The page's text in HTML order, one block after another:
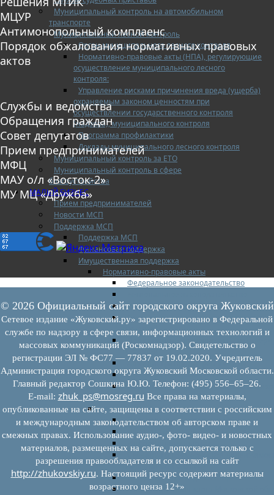
Муниципальный контроль на автомобильном
транспорте
Муниципальный лесной контроль
Орган муниципального лесного контроля
Нормативно-правовые акты (НПА), регулирующие
осуществление муниципального лесного
контроля:
Управление рисками причинения вреда (ущерба)
охраняемым законом ценностям при
осуществлении государственного контроля
(надзора), муниципального контроля
Программа профилактики
Доклады муниципального лесного контроля
Муниципальный контроль за ЕТО
Муниципальный контроль в сфере
благоустройства
МАЛЫЙ БИЗНЕС
Прием предпринимателей
Новости МСП
Поддержка МСП
Поддержка МСП
Финансовая поддержка
Имущественная поддержка
Нормативно-правовые акты
Федеральное законодательство
Порядок формирования и ведения
Порядок предоставления имущества из
перечней
Нормативные правовые акты по
перечней
Административные регламенты
Программы по развитию МСП
Нормативные правовые акты по
мерам поддержки субъектов МСП
Имущество для бизнеса
Перечень имущества для МСП
Паспорта объектов, включенных в
Информация о льготах
Сведения о коммерческой
предлагаемой бизнесу
Сведения о проводимых торгах
Инвестиционная карта Московской
МЦУР
Антимонопольный комплаенс
Порядок обжалования нормативных правовых
актов
Службы и ведомства
Обращения граждан
Совет депутатов
Прием предпринимателей
МФЦ
МАУ о/л «Восток-2»
МУ МЦ «Дружба»
© 2026 Официальный сайт городского округа Жуковский
Сетевое издание «Жуковский.ру» зарегистрировано в Федеральной
службе по надзору в сфере связи, информационных технологий и
массовых коммуникаций (Роскомнадзор). Свидетельство о
регистрации ЭЛ № ФС77 — 77837 от 19.02.2020. Учредитель
Администрация городского округа Жуковский Московской области.
Главный редактор Сошкина Ю.Ю. Телефон: (495) 556–65–26.
E‑mail: zhuk_ps@mosreg.ru Все права на материалы,
опубликованные на сайте, защищены в соответствии с российским
и международным законодательством об авторском праве и
смежных правах. Использование аудио-, фото- видео- и новостных
материалов, размещенных на сайте, допускается только с
разрешения правообладателя и со ссылкой на сайт
http://zhukovskiy.ru. Настоящий ресурс содержит материалы
возрастного ценза 12+»